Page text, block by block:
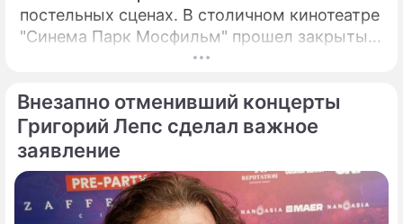
постельных сценах. В столичном кинотеатре
"Синема Парк Мосфильм" прошел закрытый
показ романтической комедии с элементами
Внезапно отменивший концерты
Григорий Лепс сделал важное
заявление